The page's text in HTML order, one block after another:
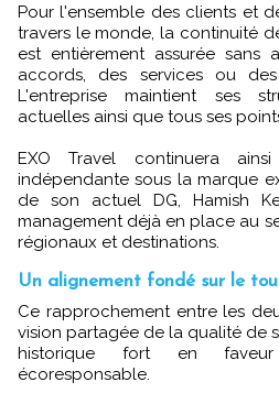
Pour l'ensemble des clients et des agences partenaires à
travers le monde, la continuité
est entièrement assurée sans
accords, des services ou
L'entreprise maintient ses
actuelles ainsi que tous ses
EXO Travel continuera
indépendante sous la marque
de son actuel DG, Hamish
management déjà en place au
régionaux et destinations.
Un alignement fondé sur le
Ce rapprochement entre les deux entités repose sur une
vision partagée de la qualité de
historique fort en
écoresponsable.